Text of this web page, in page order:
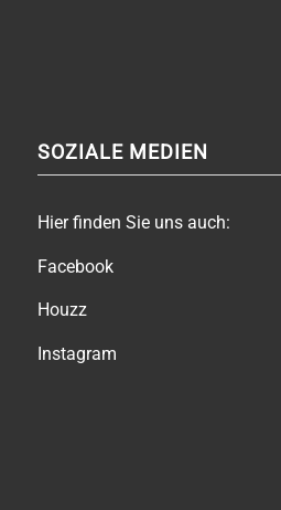
SOZIALE MEDIEN
Hier finden Sie uns auch:
Facebook
Houzz
Instagram